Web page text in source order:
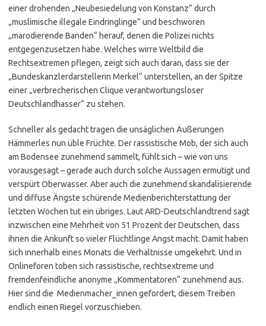
einer drohenden „Neubesiedelung von Konstanz“ durch
„muslimische illegale Eindringlinge“ und beschwören
„marodierende Banden“ herauf, denen die Polizei nichts
entgegenzusetzen habe. Welches wirre Weltbild die
Rechtsextremen pflegen, zeigt sich auch daran, dass sie der
„Bundeskanzlerdarstellerin Merkel“ unterstellen, an der Spitze
einer „verbrecherischen Clique verantwortungsloser
Deutschlandhasser“ zu stehen.
Schneller als gedacht tragen die unsäglichen Äußerungen
Hämmerles nun üble Früchte. Der rassistische Mob, der sich auch
am Bodensee zunehmend sammelt, fühlt sich – wie von uns
vorausgesagt – gerade auch durch solche Aussagen ermutigt und
verspürt Oberwasser. Aber auch die zunehmend skandalisierende
und diffuse Ängste schürende Medienberichterstattung der
letzten Wochen tut ein übriges. Laut ARD-Deutschlandtrend sagt
inzwischen eine Mehrheit von 51 Prozent der Deutschen, dass
ihnen die Ankunft so vieler Flüchtlinge Angst macht. Damit haben
sich innerhalb eines Monats die Verhältnisse umgekehrt. Und in
Onlineforen toben sich rassistische, rechtsextreme und
fremdenfeindliche anonyme „Kommentatoren“ zunehmend aus.
Hier sind die Medienmacher_innen gefordert, diesem Treiben
endlich einen Riegel vorzuschieben.